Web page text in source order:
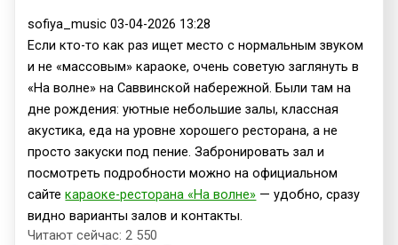
sofiya_music 03-04-2026 13:28
Если кто-то как раз ищет место с нормальным звуком
и не «массовым» караоке, очень советую заглянуть в
«На волне» на Саввинской набережной. Были там на
дне рождения: уютные небольшие залы, классная
акустика, еда на уровне хорошего ресторана, а не
просто закуски под пение. Забронировать зал и
посмотреть подробности можно на официальном
сайтекараоке-ресторана «На волне» — удобно, сразу
видно варианты залов и контакты.
Читают сейчас: 2 550